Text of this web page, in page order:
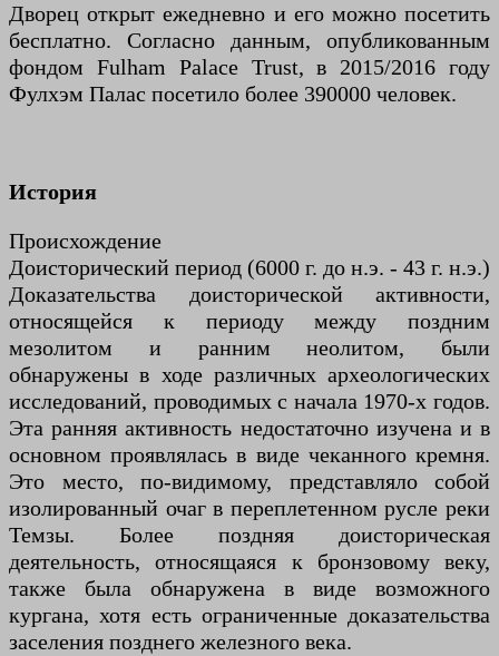
Дворец открыт ежедневно и его можно посетить
бесплатно. Согласно данным, опубликованным
фондом Fulham Palace Trust, в 2015/2016 году
Фулхэм Палас посетило более 390000 человек.
История
Происхождение
Доисторический период (6000 г. до н.э. - 43 г. н.э.)
Доказательства доисторической активности,
относящейся к периоду между поздним
мезолитом и ранним неолитом, были
обнаружены в ходе различных археологических
исследований, проводимых с начала 1970-х годов.
Эта ранняя активность недостаточно изучена и в
основном проявлялась в виде чеканного кремня.
Это место, по-видимому, представляло собой
изолированный очаг в переплетенном русле реки
Темзы. Более поздняя доисторическая
деятельность, относящаяся к бронзовому веку,
также была обнаружена в виде возможного
кургана, хотя есть ограниченные доказательства
заселения позднего железного века.